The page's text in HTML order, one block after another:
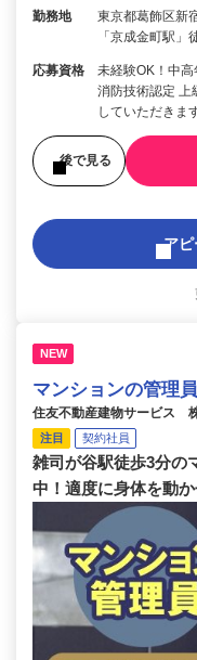
勤務地
東京都葛飾区新
「京成金町駅」
応募資格
未経験OK！中
消防技術認定
していただきま
後で見る
アピ
NEW
マンションの管理員
住友不動産建物サービス
注目 契約社員
雑司が谷駅徒歩3分の
中！適度に身体を動